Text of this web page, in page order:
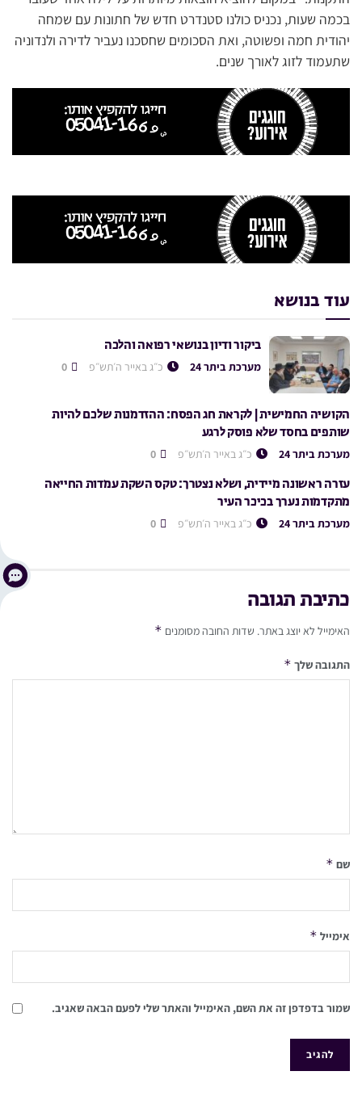
בכמה שעות, נכניס כולנו סטנדרט חדש של חתונות עם שמחה
יהודית חמה ופשוטה, ואת הסכומים שחסכנו נעביר לדירה ולנדוניה
שתעמוד לזוג לאורך שנים.
עוד בנושא
ביקור ודיון בנושאי רפואה והלכה
מערכת ביתר 24 כ״ג באייר ה׳תש״פ
הקושיה החמישית | לקראת חג הפסח: ההזדמנות שלכם להיות
שותפים בחסד שלא פוסק לרגע
מערכת ביתר 24 כ״ג באייר ה׳תש״פ
עזרה ראשונה מיידית, ושלא נצטרך: טקס השקת עמדות החייאה
מתקדמות נערך בכיכר העיר
מערכת ביתר 24 כ״ג באייר ה׳תש״פ
כתיבת תגובה
האימייל לא יוצג באתר. שדות החובה מסומנים *
התגובה שלך *
שם *
אימייל *
שמור בדפדפן זה את השם, האימייל והאתר שלי לפעם הבאה שאגיב.